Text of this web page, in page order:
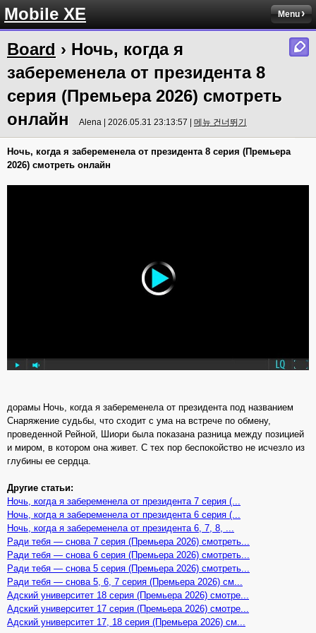
Mobile XE Menu
Board › Ночь, когда я
забеременела от президента 8
серия (Премьера 2026) смотреть
онлайн
Alena | 2026.05.31 23:13:57 | 메뉴 건너뛰기
Ночь, когда я забеременела от президента 8 серия (Премьера
2026) смотреть онлайн
дорамы Ночь, когда я забеременела от президента под названием
Снаряжение судьбы, что сходит с ума на встрече по обмену,
проведенной Рейной, Шиори была показана разница между позицией
и миром, в котором она живет. С тех пор беспокойство не исчезло из
глубины ее сердца.
Другие статьи:
Ночь, когда я забеременела от президента 7 серия (...
Ночь, когда я забеременела от президента 6 серия (...
Ночь, когда я забеременела от президента 6, 7, 8, ...
Ради тебя — снова 7 серия (Премьера 2026) смотреть...
Ради тебя — снова 6 серия (Премьера 2026) смотреть...
Ради тебя — снова 5 серия (Премьера 2026) смотреть...
Ради тебя — снова 5, 6, 7 серия (Премьера 2026) см...
Адский университет 18 серия (Премьера 2026) смотре...
Адский университет 17 серия (Премьера 2026) смотре...
Адский университет 17, 18 серия (Премьера 2026) см...